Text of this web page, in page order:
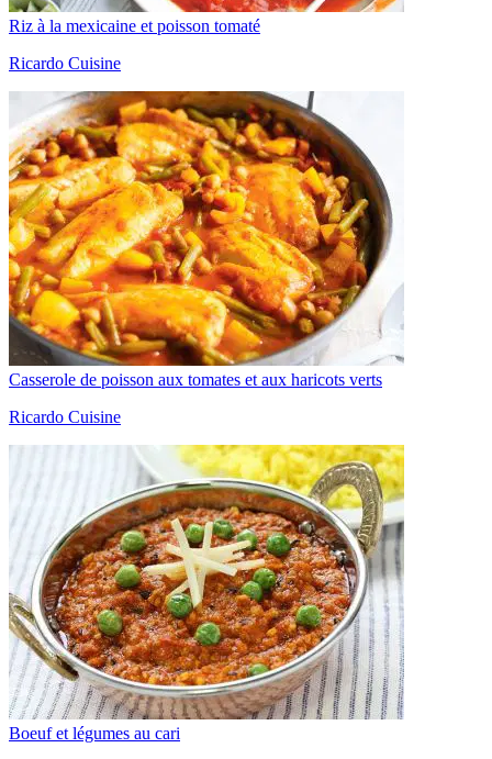
Riz à la mexicaine et poisson tomaté
Ricardo Cuisine
Casserole de poisson aux tomates et aux haricots verts
Ricardo Cuisine
Boeuf et légumes au cari